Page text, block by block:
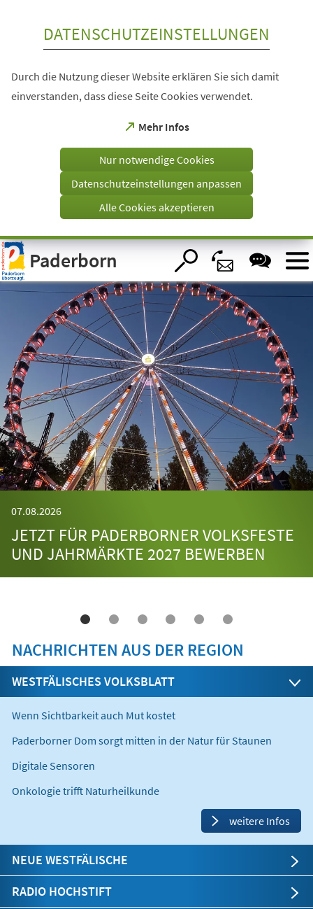
Visuelle
Assistenzsoftware
öffnen.
DATENSCHUTZEINSTELLUNGEN
Durch die Nutzung dieser Website erklären Sie sich damit
einverstanden, dass diese Seite Cookies verwendet.
Mehr Infos
(Öffnet
einem
Tab)
Nur notwendige Cookies
Datenschutzeinstellungen anpassen
Alle Cookies akzeptieren
Paderborn
07.08.2026
JETZT FÜR PADERBORNER VOLKSFESTE
UND JAHRMÄRKTE 2027 BEWERBEN
NACHRICHTEN AUS DER REGION
WESTFÄLISCHES VOLKSBLATT
Wenn Sichtbarkeit auch Mut kostet
Paderborner Dom sorgt mitten in der Natur für Staunen
Digitale Sensoren
Onkologie trifft Naturheilkunde
weitere Infos
NEUE WESTFÄLISCHE
RADIO HOCHSTIFT